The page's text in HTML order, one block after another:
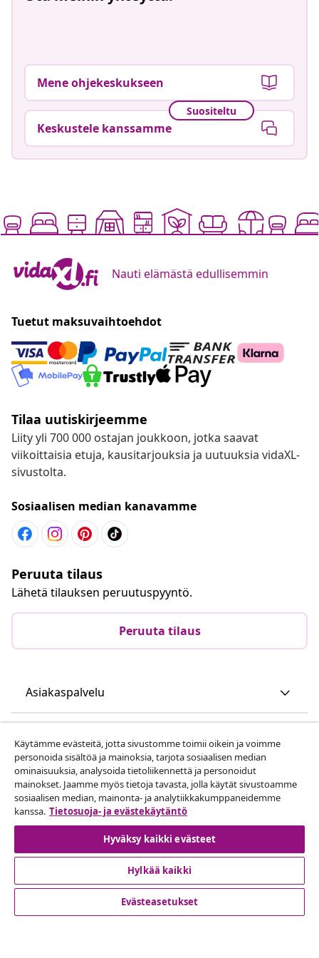
Mene ohjekeskukseen
Suositeltu
Keskustele kanssamme
Nauti elämästä edullisemmin
Tuetut maksuvaihtoehdot
Tilaa uutiskirjeemme
Liity yli 700 000 ostajan joukkoon, jotka saavat
viikoittaisia etuja, kausitarjouksia ja uutuuksia vidaXL-
sivustolta.
Sosiaalisen median kanavamme
Peruuta tilaus
Lähetä tilauksen peruutuspyyntö.
Peruuta tilaus
Asiakaspalvelu
vidaXL
Löydä lisää
Käytämme evästeitä, jotta sivustomme toimii oikein ja voimme
personoida sisältöä ja mainoksia, tarjota sosiaalisen median
ominaisuuksia, analysoida tietoliikennettä ja personoidut
mainokset. Jaamme myös tietoja tavasta, jolla käytät sivustoamme
sosiaalisen median, mainonta- ja analytiikkakumppaneidemme
kanssa. Tietosuoja- ja evästekäytäntö
Hyväksy kaikki evästeet
Hylkää kaikki
Evästeasetukset